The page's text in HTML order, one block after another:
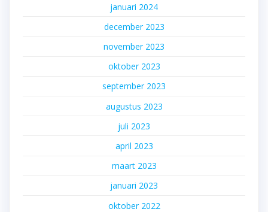
januari 2024
december 2023
november 2023
oktober 2023
september 2023
augustus 2023
juli 2023
april 2023
maart 2023
januari 2023
oktober 2022